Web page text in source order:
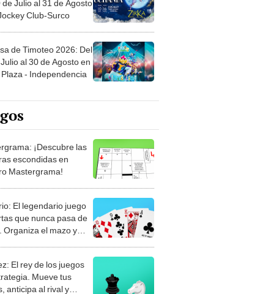
de Julio al 31 de Agosto
Club-Surco
de Timoteo 2026: Del
al 30 de Agosto en
- Independencia
¡Descubre las
escondidas en
Mastergrama!
El legendario juego
que nunca pasa de
Organiza el mazo y
El rey de los juegos
Mueve tus
anticipa al rival y